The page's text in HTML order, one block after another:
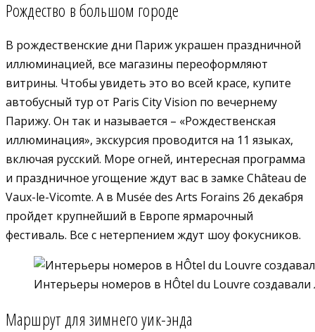
Рождество в большом городе
В рождественские дни Париж украшен праздничной
иллюминацией, все магазины переоформляют
витрины. Чтобы увидеть это во всей красе, купите
автобусный тур от Paris City Vision по вечернему
Парижу. Он так и называется – «Рождественская
иллюминация», экскурсия проводится на 11 языках,
включая русский. Море огней, интересная программа
и праздничное угощение ждут вас в замке Château de
Vaux-le-Vicomte. А в Musée des Arts Forains 26 декабря
пройдет крупнейший в Европе ярмарочный
фестиваль. Все с нетерпением ждут шоу фокусников.
Интерьеры номеров в HÔtel du Louvrе
Маршрут для зимнего уик-энда